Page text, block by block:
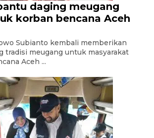
daging meugang
korban bencana Aceh
Subianto kembali memberikan
tradisi meugang untuk masyarakat
Aceh ...